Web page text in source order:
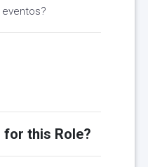
for this Role?